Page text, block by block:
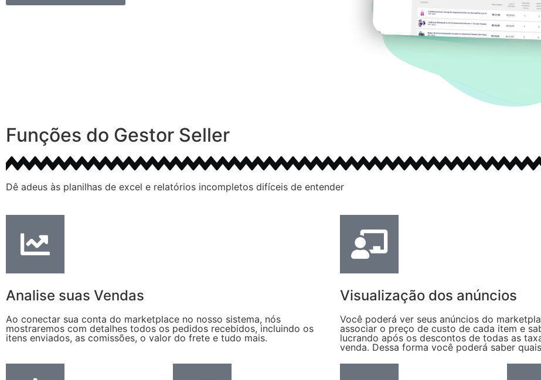
Funções do Gestor Seller
Dê adeus às planilhas de excel e relatórios incompletos difíceis de entender
Analise suas Vendas
Ao conectar sua conta do marketplace no nosso sistema, nós
mostraremos com detalhes todos os pedidos recebidos, incluindo os
itens enviados, as comissões, o valor do frete e tudo mais.
Visualização dos anúncios
Você poderá ver seus anúncios do
associar o preço de custo de cada item e
lucrando após os descontos de todas as
venda. Dessa forma você poderá saber